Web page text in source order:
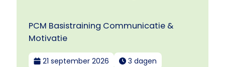
PCM Basistraining Communicatie &
Motivatie
21 september 2026
3 dagen